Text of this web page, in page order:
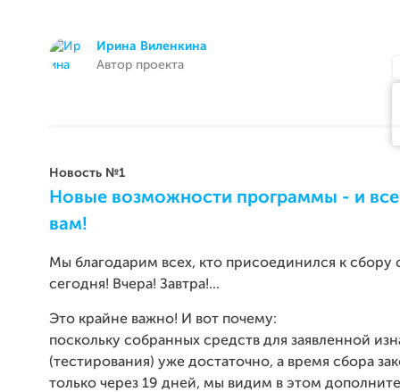
Ирина Виленкина
Автор проекта
Новость №1
Новые возможности программы - и все
вам!
Мы благодарим всех, кто присоединился к сбору
сегодня! Вчера! Завтра!...
Это крайне важно! И вот почему:
поскольку собранных средств для заявленной
(тестирования) уже достаточно, а время сбора
только через 19 дней, мы видим в этом